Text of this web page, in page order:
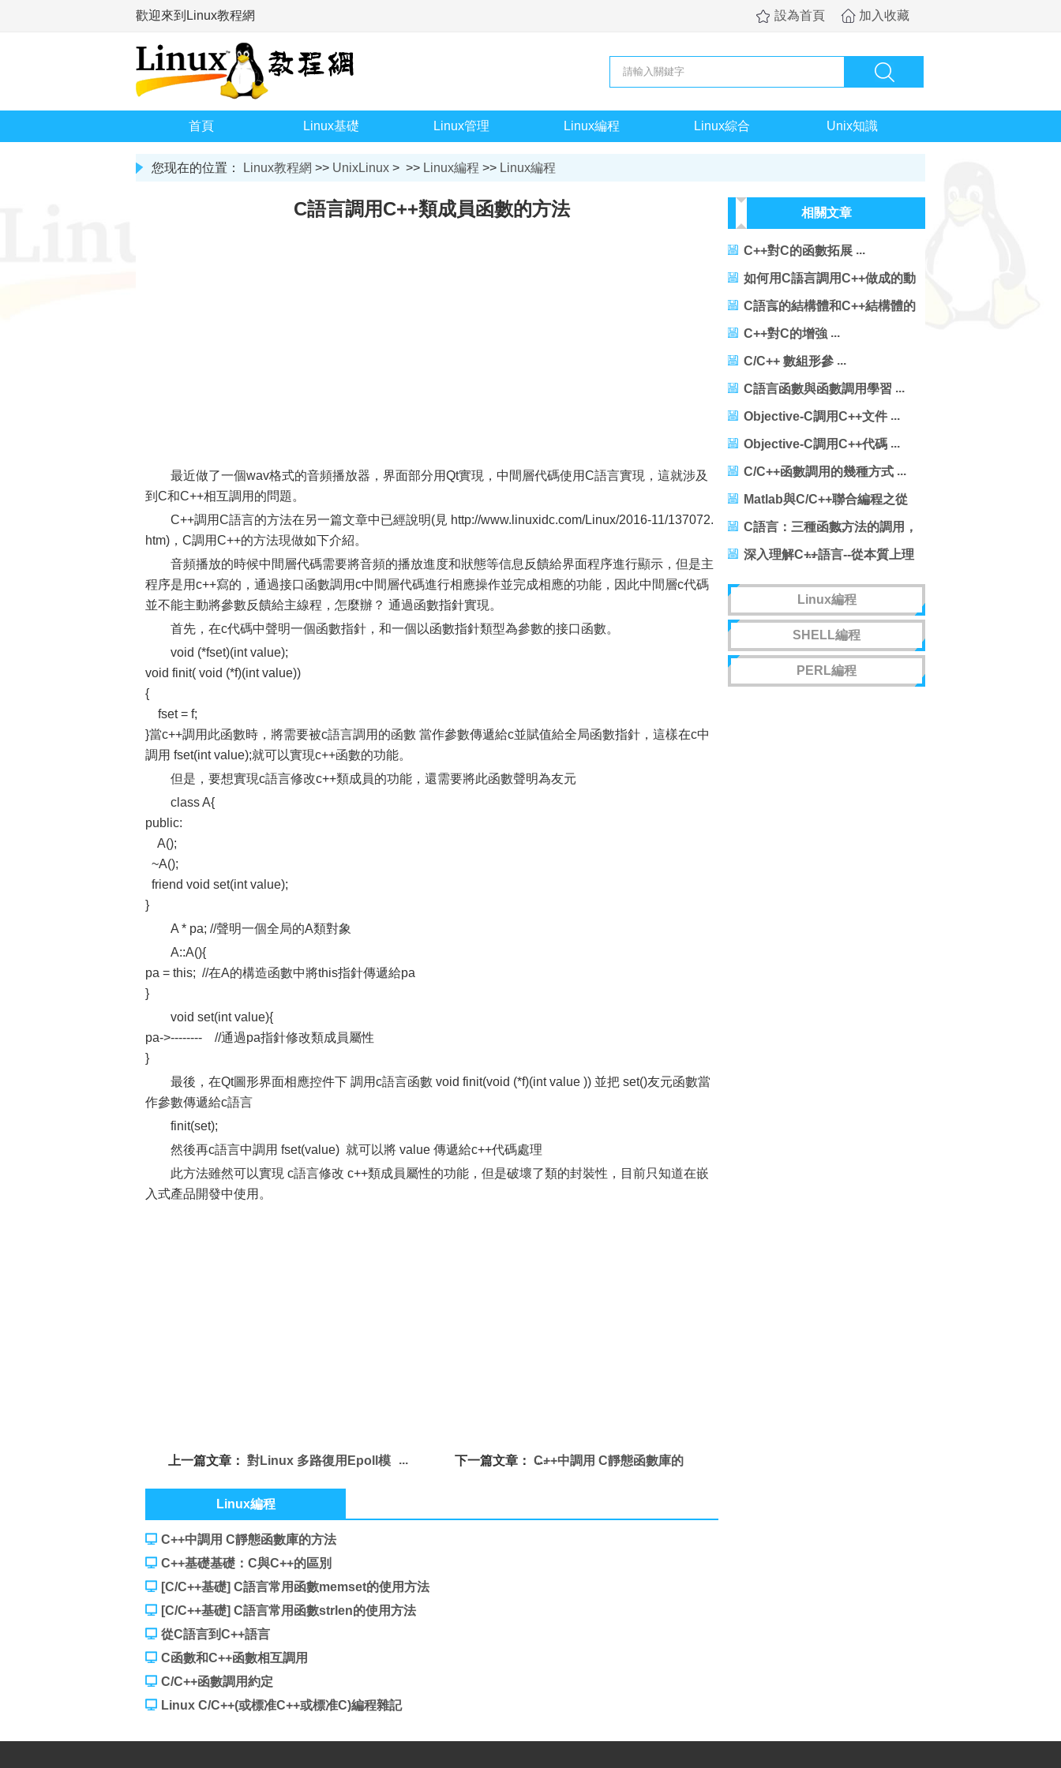
歡迎來到Linux教程網 設為首頁 加入收藏
首頁 Linux基礎 Linux管理 Linux編程 Linux綜合 Unix知識
您现在的位置： Linux教程網 >> UnixLinux > >> Linux編程 >> Linux編程
C語言調用C++類成員函數的方法
最近做了一個wav格式的音頻播放器，界面部分用Qt實現，中間層代碼使用C語言實現，這就涉及
到C和C++相互調用的問題。
C++調用C語言的方法在另一篇文章中已經說明(見 http://www.linuxidc.com/Linux/2016-11/137072.
htm)，C調用C++的方法現做如下介紹。
音頻播放的時候中間層代碼需要將音頻的播放進度和狀態等信息反饋給界面程序進行顯示，但是主
程序是用c++寫的，通過接口函數調用c中間層代碼進行相應操作並完成相應的功能，因此中間層c代碼
並不能主動將參數反饋給主線程，怎麼辦？ 通過函數指針實現。
首先，在c代碼中聲明一個函數指針，和一個以函數指針類型為參數的接口函數。
void (*fset)(int value);
void finit( void (*f)(int value))
{
fset = f;
}當c++調用此函數時，將需要被c語言調用的函數 當作參數傳遞給c並賦值給全局函數指針，這樣在c中
調用 fset(int value);就可以實現c++函數的功能。
但是，要想實現c語言修改c++類成員的功能，還需要將此函數聲明為友元
class A{
public:
A();
~A();
friend void set(int value);
}
A * pa; //聲明一個全局的A類對象
A::A(){
pa = this; //在A的構造函數中將this指針傳遞給pa
}
void set(int value){
pa->-------- //通過pa指針修改類成員屬性
}
最後，在Qt圖形界面相應控件下 調用c語言函數 void finit(void (*f)(int value )) 並把 set()友元函數當
作參數傳遞給c語言
finit(set);
然後再c語言中調用 fset(value) 就可以將 value 傳遞給c++代碼處理
此方法雖然可以實現 c語言修改 c++類成員屬性的功能，但是破壞了類的封裝性，目前只知道在嵌
入式產品開發中使用。
上一篇文章：對Linux 多路復用Epoll模
下一篇文章： C++中調用 C靜態函數庫的
Linux編程
C++中調用 C靜態函數庫的方法
C++基礎基礎：C與C++的區別
[C/C++基礎] C語言常用函數memset的使用方法
[C/C++基礎] C語言常用函數strlen的使用方法
從C語言到C++語言
C函數和C++函數相互調用
C/C++函數調用約定
Linux C/C++(或標准C++或標准C)編程雜記
相關文章
C++對C的函數拓展
如何用C語言調用C++做成的動
態鏈接庫
C語言的結構體和C++結構體的
區別
C++對C的增強
C/C++ 數組形參
C語言函數與函數調用學習
Objective-C調用C++文件
Objective-C調用C++代碼
C/C++函數調用的幾種方式
Matlab與C/C++聯合編程之從
Matlab調用C/C++代碼
C語言：三種函數方法的調用，
引用調用與指針
深入理解C++語言--從本質上理
解C與C++
Linux編程
SHELL編程
PERL編程